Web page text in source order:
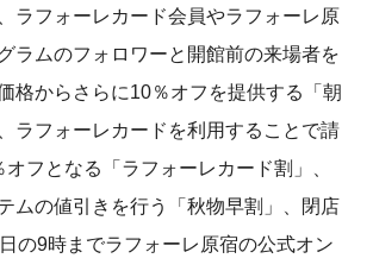
ラフォーレカード会員やラフォーレ原
ラムのフォロワーと開館前の来場者を
格からさらに10％オフを提供する「朝
ラフォーレカードを利用することで請
フとなる「ラフォーレカード割」、
ムの値引きを行う「秋物早割」、閉店
の9時までラフォーレ原宿の公式オン